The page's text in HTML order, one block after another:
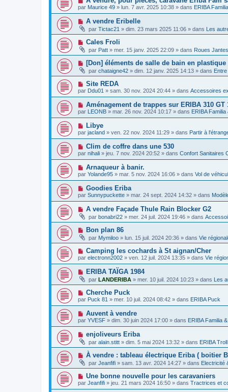
a
g
e
e
s
a
g
e
e
a
u
m
e
s
s
a
g
e
o
u
e
a
u
m
e
s
s
a
g
e
par Maurice 49 » lun. 7 avr. 2025 10:38 » dans ERIBA
N
u
e
a
u
m
e
s
s
a
g
e
A vendre Eribelle
par Tictac21 » dim. 23 mars 2025 11:06 » dans Les
N
u
v
a
u
m
e
s
a
g
e
Cales Froli
par Patt » mer. 15 janv. 2025 22:09 » dans Roues
N
o
u
v
e
a
u
m
e
s
s
a
g
e
[Don] éléments de salle de bain en plastique
par chataigne42 » dim. 12 janv. 2025 14:13 » dans
N
o
u
e
a
u
e
s
s
a
g
e
Site REDA
par Ddu01 » sam. 30 nov. 2024 20:44 » dans Accessoires
N
o
u
v
e
a
u
m
e
s
a
g
e
Aménagement de trappes sur ERIBA 310 GT
par LEONB » mar. 26 nov. 2024 10:17 » dans ERIBA Familia
N
o
u
e
a
u
m
e
s
s
a
g
e
Libye
par jacland » ven. 22 nov. 2024 11:29 » dans Partir à
N
o
u
e
a
u
m
e
s
a
g
e
Clim de coffre dans une 530
par nihali » jeu. 7 nov. 2024 20:52 » dans Confort Sanitaires
N
o
u
e
a
u
m
e
s
s
a
g
e
Arnaqueur à banir.
par Yolande95 » mar. 5 nov. 2024 16:06 » dans Vol de
N
o
u
e
a
u
m
e
s
s
a
g
e
Goodies Eriba
par Sunnypuckette » mar. 24 sept. 2024 14:32 » dans
N
u
v
e
a
u
m
e
s
s
a
g
e
A vendre Façade Thule Rain Blocker G2
par bonabri22 » mer. 24 juil. 2024 19:46 » dans
N
u
e
a
u
m
e
s
s
a
g
e
Bon plan 86
par Mymiloo » lun. 15 juil. 2024 20:36 » dans Vie
N
o
u
v
e
a
u
m
e
s
a
g
e
Camping les cochards à St aignan/Cher
par electronn2002 » ven. 12 juil. 2024 13:35 » dans Vie
N
u
e
a
u
m
e
s
a
g
e
ERIBA TAÏGA 1984
par LANDERIBA » mer. 10 juil. 2024 10:23 » dans Les
N
o
u
e
a
u
m
e
s
a
g
e
Cherche Puck
par Puck 81 » mer. 10 juil. 2024 08:42 » dans ERIBA Puck
N
o
u
e
a
u
m
e
s
s
a
g
Auvent à vendre
par YVESF » dim. 30 juin 2024 17:00 » dans ERIBA Familia
N
u
e
a
u
m
e
s
enjoliveurs Eriba
par alain.stitt » dim. 5 mai 2024 13:32 » dans ERIBA Troll
N
u
v
e
a
u
À vendre : tableau électrique Eriba ( boitier
par Jeanfifi » sam. 13 avr. 2024 14:27 » dans Electricité
N
o
u
Une bonne nouvelle pour les caravaniers
par Jeanfifi » jeu. 21 mars 2024 16:50 » dans Tractrices et